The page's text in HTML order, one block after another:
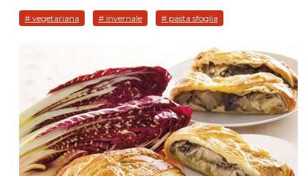
# vegetariana # invernale # pasta sfoglia